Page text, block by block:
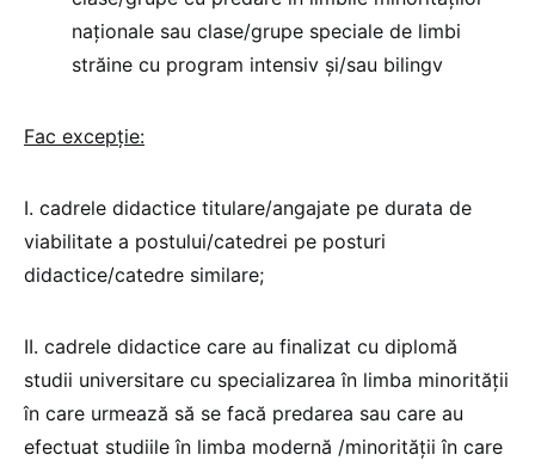
naționale sau clase/grupe speciale de limbi
străine cu program intensiv și/sau bilingv
Fac excepție:
I. cadrele didactice titulare/angajate pe durata de
viabilitate a postului/catedrei pe posturi
didactice/catedre similare;
II. cadrele didactice care au finalizat cu diplomă
studii universitare cu specializarea în limba minorității
în care urmează să se facă predarea sau care au
efectuat studiile în limba modernă /minorității în care